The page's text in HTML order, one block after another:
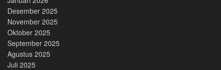
Desember 2025
November 2025
Oktober 2025
September 2025
Agustus 2025
Juli 2025